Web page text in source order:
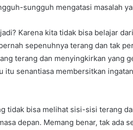
sungguh mengatasi masalah
Karena kita tidak bisa belajar
sepenuhnya terang dan tak
terang dan menyingkirkan yang
itu senantiasa membersitkan
tidak bisa melihat sisi-sisi terang
depan. Memang benar, tak ada